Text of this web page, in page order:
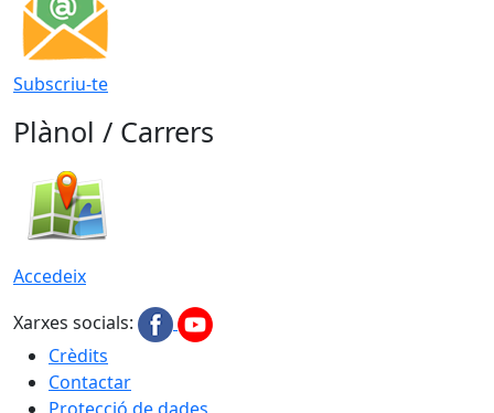
Subscriu-te
Plànol / Carrers
Accedeix
Xarxes socials:
Crèdits
Contactar